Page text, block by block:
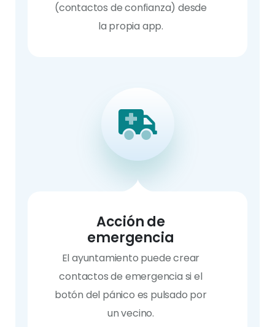
(contactos de confianza) desde
la propia app.
Acción de
emergencia
El ayuntamiento puede crear
contactos de emergencia si el
botón del pánico es pulsado por
un vecino.